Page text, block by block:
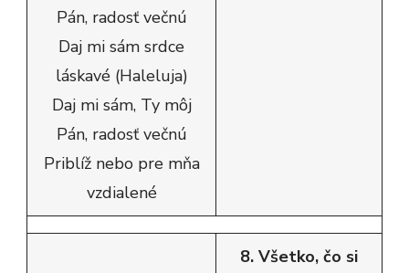
Pán, radosť večnú
Daj mi sám srdce
láskavé (Haleluja)
Daj mi sám, Ty môj
Pán, radosť večnú
Priblíž nebo pre mňa
vzdialené
8. Všetko, čo si